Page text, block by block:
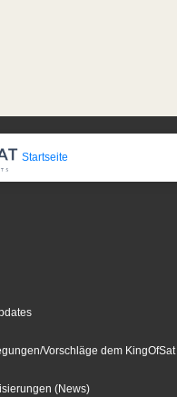
Startseite
Vorschläge dem KingOfSat
(News)